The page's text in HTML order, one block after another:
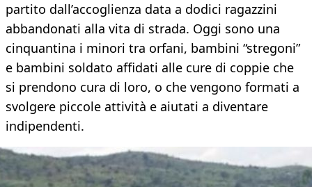
partito dall’accoglienza data a dodici ragazzini
abbandonati alla vita di strada. Oggi sono una
cinquantina i minori tra orfani, bambini “stregoni”
e bambini soldato affidati alle cure di coppie che
si prendono cura di loro, o che vengono formati a
svolgere piccole attività e aiutati a diventare
indipendenti.